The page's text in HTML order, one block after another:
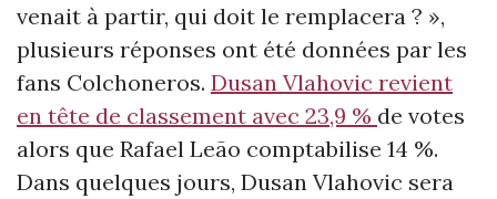
venait à partir, qui doit le remplacera ? »,
plusieurs réponses ont été données par les
fans Colchoneros. Dusan Vlahovic revient
en tête de classement avec 23,9 % de votes
alors que Rafael Leão comptabilise 14 %.
Dans quelques jours, Dusan Vlahovic sera